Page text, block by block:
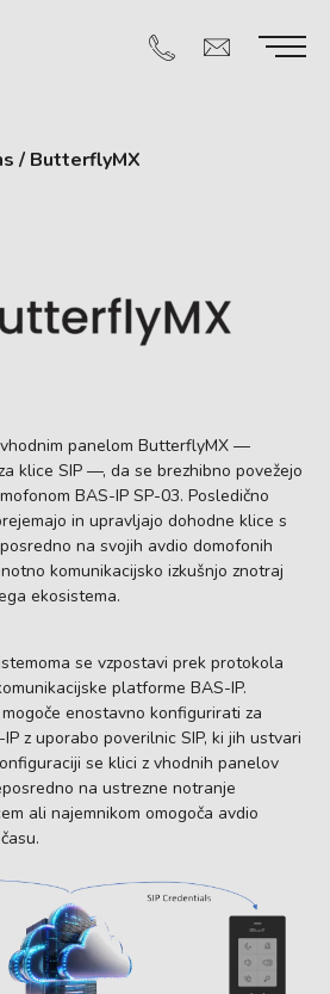
/ ButterflyMX
panelom ButterflyMX —
klice SIP —, da se brezhibno povežejo
BAS-IP SP-03. Posledično
in upravljajo dohodne klice s
na svojih avdio domofonih
komunikacijsko izkušnjo znotraj
ekosistema.
se vzpostavi prek protokola
platforme BAS-IP.
enostavno konfigurirati za
z uporabo poverilnic SIP, ki jih ustvari
se klici z vhodnih panelov
na ustrezne notranje
ali najemnikom omogoča avdio